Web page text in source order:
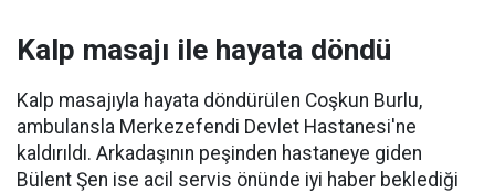
Kalp masajı ile hayata döndü
Kalp masajıyla hayata döndürülen Coşkun Burlu,
ambulansla Merkezefendi Devlet Hastanesi'ne
kaldırıldı. Arkadaşının peşinden hastaneye giden
Bülent Şen ise acil servis önünde iyi haber beklediği